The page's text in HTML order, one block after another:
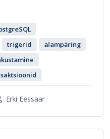
trigerid
alampäring
Erki Eessaar